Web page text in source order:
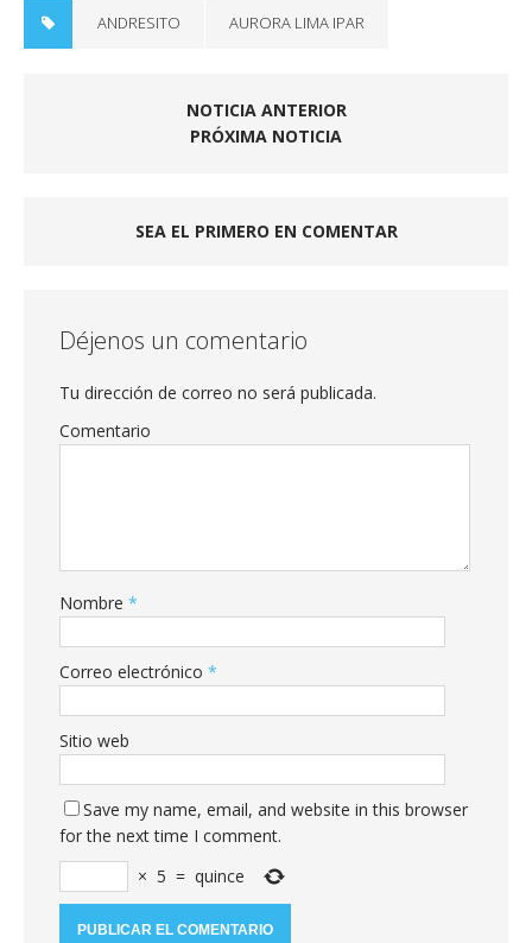
ANDRESITO AURORA LIMA IPAR
NOTICIA ANTERIOR
PRÓXIMA NOTICIA
SEA EL PRIMERO EN COMENTAR
Déjenos un comentario
Tu dirección de correo no será publicada.
Comentario
Nombre *
Correo electrónico *
Sitio web
Save my name, email, and website in this browser
for the next time I comment.
× 5 = quince